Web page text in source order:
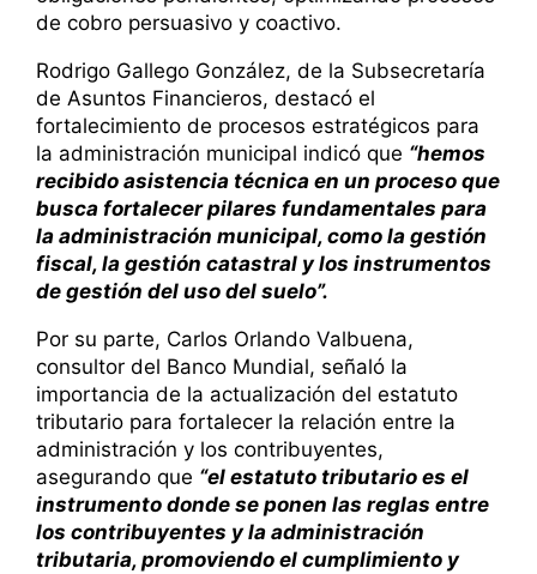
de cobro persuasivo y coactivo.
Rodrigo Gallego González, de la Subsecretaría
de Asuntos Financieros, destacó el
fortalecimiento de procesos estratégicos para
la administración municipal indicó que “hemos
recibido asistencia técnica en un proceso que
busca fortalecer pilares fundamentales para
la administración municipal, como la gestión
fiscal, la gestión catastral y los instrumentos
de gestión del uso del suelo”.
Por su parte, Carlos Orlando Valbuena,
consultor del Banco Mundial, señaló la
importancia de la actualización del estatuto
tributario para fortalecer la relación entre la
administración y los contribuyentes,
asegurando que “el estatuto tributario es el
instrumento donde se ponen las reglas entre
los contribuyentes y la administración
tributaria, promoviendo el cumplimiento y